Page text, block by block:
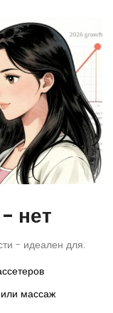
нет
- идеален для:
массаж